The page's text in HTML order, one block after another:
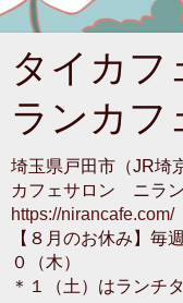
タイカ
ランカフ
埼玉県戸田市（JR埼
カフェサロン ニラ
https://nirancafe.com/
【８月のお休み】毎
０（木）
＊１（土）はランチ